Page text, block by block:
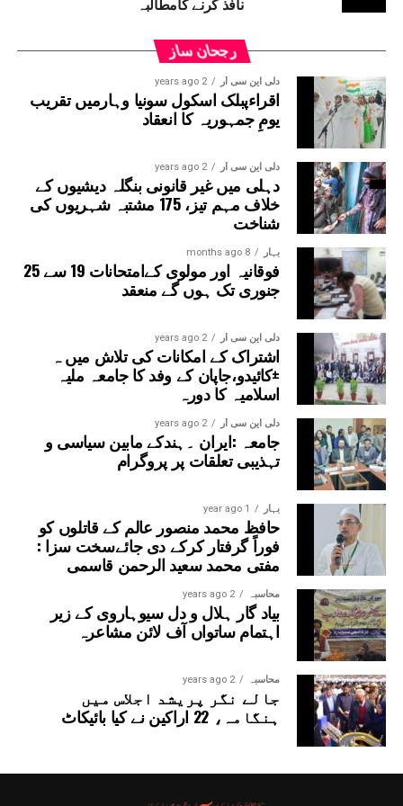
رجحان ساز
دلی این سی آر 2 years ago
اقراءپبلک اسکول سونیا وہارمیں تقریب
یومِ جمہوریہ کا انعقاد
دلی این سی آر 2 years ago
دہلی میں غیر قانونی بنگلہ دیشیوں کے
خلاف مہم تیز، 175 مشتبہ شہریوں کی
شناخت
بہار 8 months ago
فوقانیہ اور مولوی کےامتحانات 19 سے 25
جنوری تک ہوں گے منعقد
دلی این سی آر 2 years ago
اشتراک کے امکانات کی تلاش میں ہ
±کائیدو،جاپان کے وفد کا جامعہ ملیہ
اسلامیہ کا دورہ
دلی این سی آر 2 years ago
جامعہ :ایران ۔ہندکے مابین سیاسی و
تہذیبی تعلقات پر پروگرام
بہار 1 year ago
حافظ محمد منصور عالم کے قاتلوں کو
فوراً گرفتار کرکے دی جائےسخت سزا :
مفتی محمد سعید الرحمن قاسمی
محاسبہ 2 years ago
بیاد گار ہلال و دل سیوہاروی کے زیر
اہتمام ساتواں آف لائن مشاعرہ
محاسبہ 2 years ago
جالے نگر پریشد اجلاس میں
ہنگامہ، 22 اراکین نے کیا بائیکاٹ